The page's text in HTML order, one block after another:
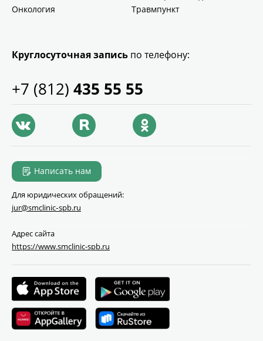
Онкология
Травмпункт
Круглосуточная запись по телефону:
+7 (812) 435 55 55
Написать нам
Для юридических обращений:
jur@smclinic‑spb.ru
Адрес сайта
https://www.smclinic-spb.ru